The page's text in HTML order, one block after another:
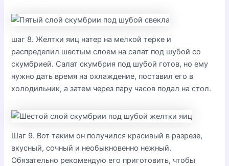
шаг 8. Желтки яиц натер на мелкой терке и
распределил шестым слоем на салат под шубой со
скумбрией. Салат скумбрия под шубой готов, но ему
нужно дать время на охлаждение, поставил его в
холодильник, а затем через пару часов подал на стол.
Шаг 9. Вот таким он получился красивый в разрезе,
вкусный, сочный и необыкновенно нежный.
Обязательно рекомендую его приготовить, чтобы